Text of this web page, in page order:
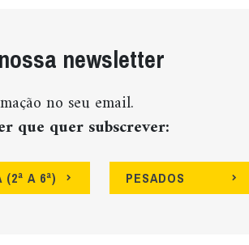
newsletter
no seu email.
que quer subscrever:
(2ª A 6ª) PESADOS